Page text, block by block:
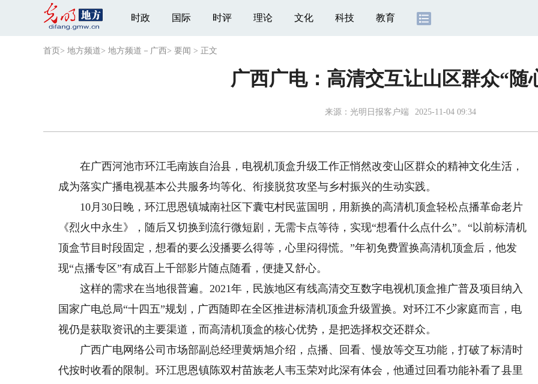
时政 国际 时评 理论 文化 科技 教育
首页 > 地方频道> 地方频道－广西> 要闻 > 正文
广西广电：高清交互让山区群众“随
来源： 光明日报客户端 2025-11-04 09:34
在广西河池市环江毛南族自治县，电视机顶盒升级工作正悄然改变山区群众的精神文化生活，
成为落实广播电视基本公共服务均等化、衔接脱贫攻坚与乡村振兴的生动实践。
10月30日晚，环江思恩镇城南社区下囊屯村民蓝国明，用新换的高清机顶盒轻松点播革命老片
《烈火中永生》，随后又切换到流行微短剧，无需卡点等待，实现“想看什么点什么”。“以前标清机
顶盒节目时段固定，想看的要么没播要么得等，心里闷得慌。”年初免费置换高清机顶盒后，他发
现“点播专区”有成百上千部影片随点随看，便捷又舒心。
这样的需求在当地很普遍。2021年，民族地区有线高清交互数字电视机顶盒推广普及项目纳入
国家广电总局“十四五”规划，广西随即在全区推进标清机顶盒升级置换。对环江不少家庭而言，电
视仍是获取资讯的主要渠道，而高清机顶盒的核心优势，是把选择权交还群众。
广西广电网络公司市场部副总经理黄炳旭介绍，点播、回看、慢放等交互功能，打破了标清时
代按时收看的限制。环江思恩镇陈双村苗族老人韦玉荣对此深有体会，他通过回看功能补看了县里